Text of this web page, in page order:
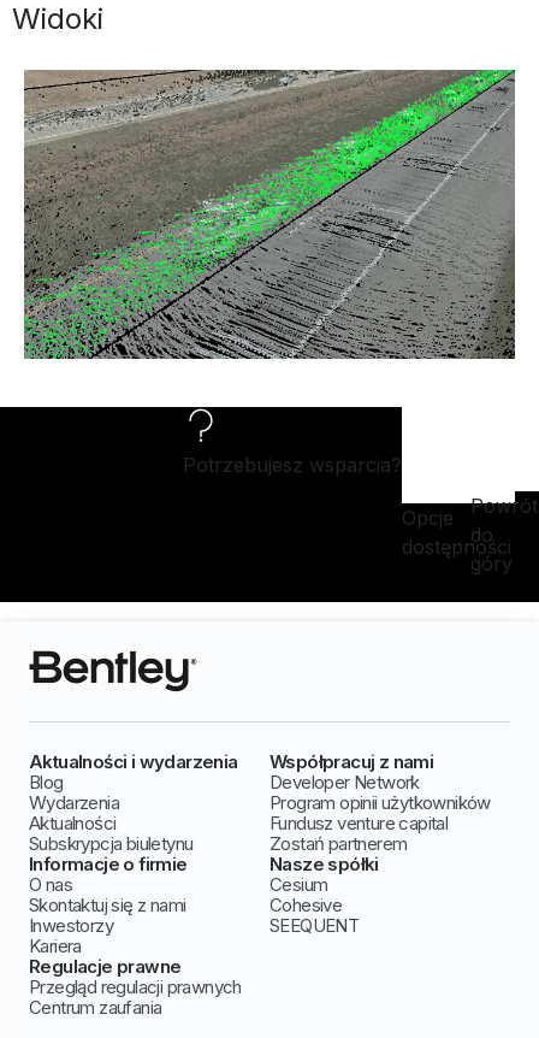
Widoki
Potrzebujesz wsparcia?
Opcje
dostępności
Powrót
do
góry
Aktualności i wydarzenia
Blog
Wydarzenia
Aktualności
Subskrypcja biuletynu
Współpracuj z nami
Developer Network
Program opinii użytkowników
Fundusz venture capital
Zostań partnerem
Informacje o firmie
O nas
Skontaktuj się z nami
Inwestorzy
Kariera
Nasze spółki
Cesium
Cohesive
SEEQUENT
Regulacje prawne
Przegląd regulacji prawnych
Centrum zaufania